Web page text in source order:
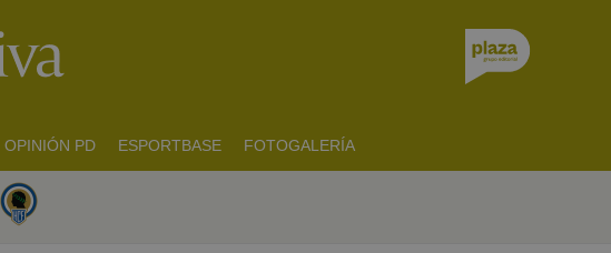
OPINIÓN PD ESPORTBASE FOTOGALERÍA